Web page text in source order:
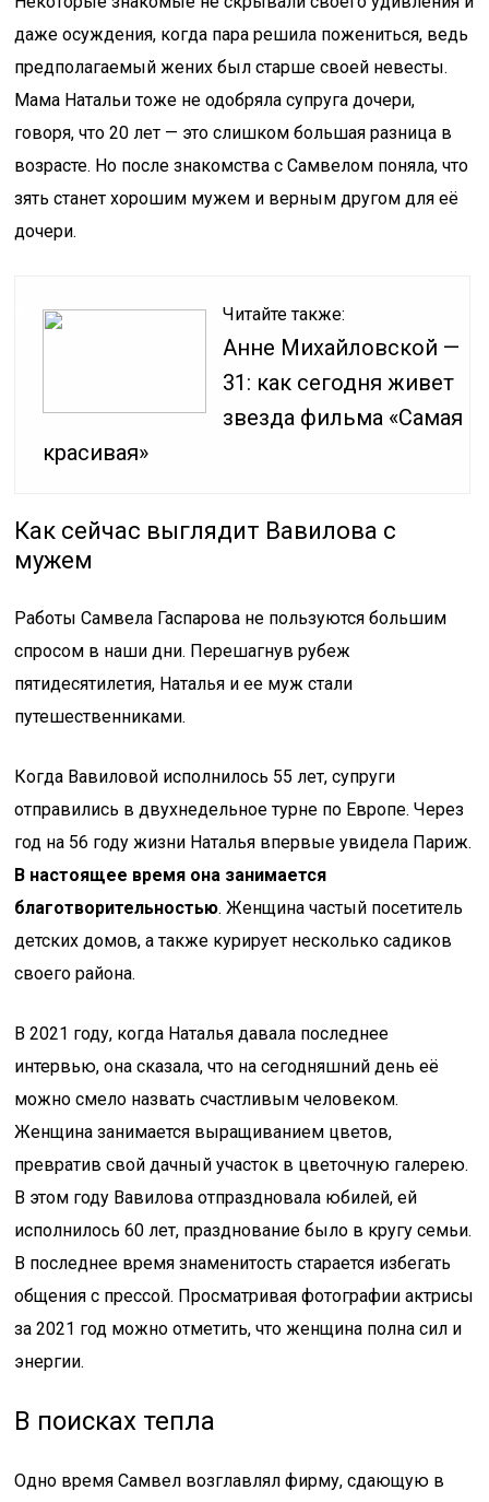
даже осуждения, когда пара решила пожениться, ведь
предполагаемый жених был старше своей невесты.
Мама Натальи тоже не одобряла супруга дочери,
говоря, что 20 лет — это слишком большая разница в
возрасте. Но после знакомства с Самвелом поняла, что
зять станет хорошим мужем и верным другом для её
дочери.
Читайте также:
Анне Михайловской —
31: как сегодня живет
звезда фильма «Самая
красивая»
Как сейчас выглядит Вавилова с
мужем
Работы Самвела Гаспарова не пользуются большим
спросом в наши дни. Перешагнув рубеж
пятидесятилетия, Наталья и ее муж стали
путешественниками.
Когда Вавиловой исполнилось 55 лет, супруги
отправились в двухнедельное турне по Европе. Через
год на 56 году жизни Наталья впервые увидела Париж.
В настоящее время она занимается
благотворительностью. Женщина частый посетитель
детских домов, а также курирует несколько садиков
своего района.
В 2021 году, когда Наталья давала последнее
интервью, она сказала, что на сегодняшний день её
можно смело назвать счастливым человеком.
Женщина занимается выращиванием цветов,
превратив свой дачный участок в цветочную галерею.
В этом году Вавилова отпраздновала юбилей, ей
исполнилось 60 лет, празднование было в кругу семьи.
В последнее время знаменитость старается избегать
общения с прессой. Просматривая фотографии актрисы
за 2021 год можно отметить, что женщина полна сил и
энергии.
В поисках тепла
Одно время Самвел возглавлял фирму, сдающую в